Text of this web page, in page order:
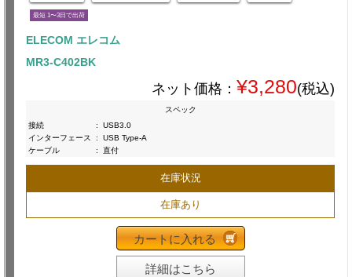
最短 1〜3日で出荷
ELECOM エレコム
MR3-C402BK
ネット価格： ¥3,280(税込)
スペック
接続
:
USB3.0
インターフェース
:
USB Type-A
ケーブル
: 直付
在庫状況
在庫あり
カートに入れる
詳細はこちら